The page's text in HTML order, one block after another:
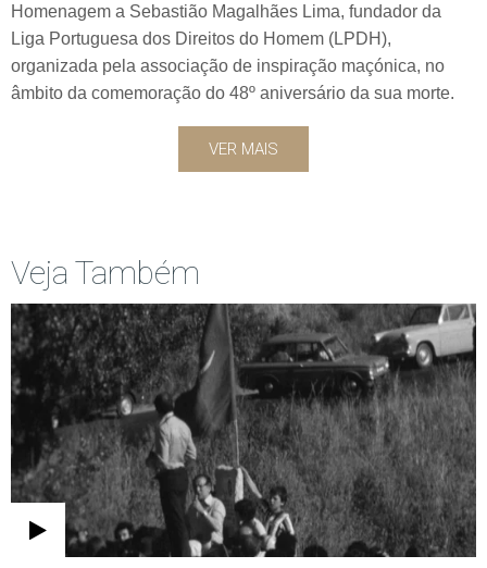
Homenagem a Sebastião Magalhães Lima, fundador da
Liga Portuguesa dos Direitos do Homem (LPDH),
organizada pela associação de inspiração maçónica, no
âmbito da comemoração do 48º aniversário da sua morte.
VER MAIS
Veja Também